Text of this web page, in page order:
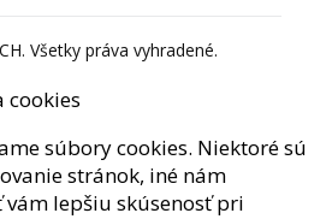
Všetky práva vyhradené.
cookies
súbory cookies. Niektoré sú
stránok, iné nám
lepšiu skúsenosť pri